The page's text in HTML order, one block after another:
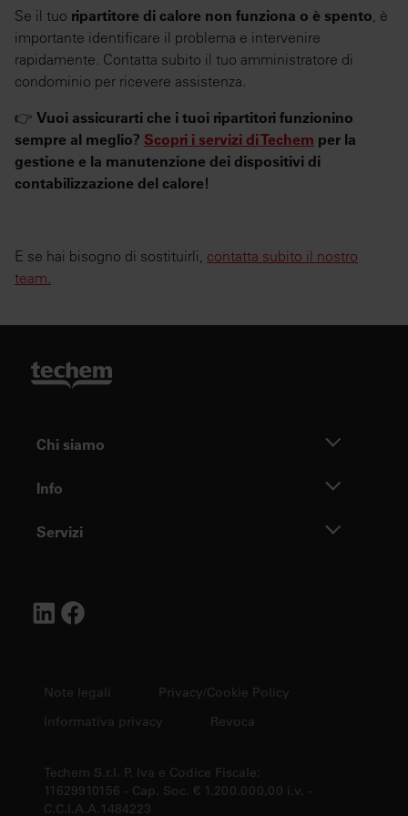
Se il tuo ripartitore di calore non funziona o è spento , è
importante identificare il problema e intervenire
rapidamente. Contatta subito il tuo amministratore di
condominio per ricevere assistenza.
👉 Vuoi assicurarti che i tuoi ripartitori funzionino
sempre al meglio? Scopri i servizi di Techem per la
gestione e la manutenzione dei dispositivi di
contabilizzazione del calore!
E se hai bisogno di sostituirli, contatta subito il nostro
team.
Chi siamo
Info
Servizi
Note legali
Privacy/Cookie Policy
Informativa privacy
Revoca
Techem S.r.l. P. Iva e Codice Fiscale:
11629910156 - Cap. Soc. € 1.200.000,00 i.v. -
C.C.I.A.A.1484223